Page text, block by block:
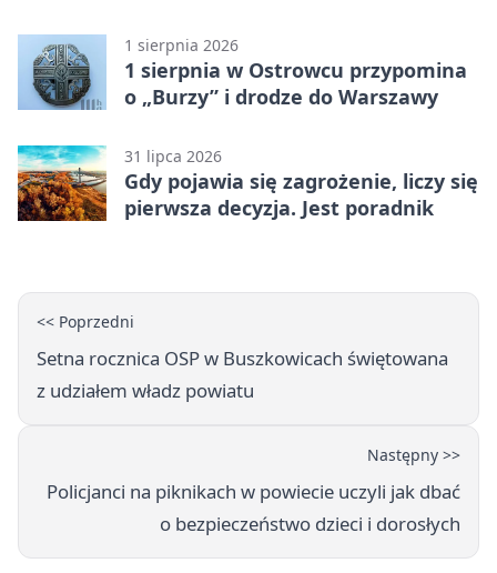
(Grupa IV)
1 sierpnia 2026
1 sierpnia w Ostrowcu przypomina
o „Burzy” i drodze do Warszawy
31 lipca 2026
Gdy pojawia się zagrożenie, liczy się
pierwsza decyzja. Jest poradnik
<< Poprzedni
Setna rocznica OSP w Buszkowicach świętowana
z udziałem władz powiatu
Następny >>
Policjanci na piknikach w powiecie uczyli jak dbać
o bezpieczeństwo dzieci i dorosłych